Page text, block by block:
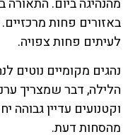
מהנהיגה ביום. התאורה
באזורים פחות
לעיתים פחות צפויה.
נהגים מקומיים נוטים
הלילה, דבר שמצריך
וקטנועים עדיין גבוהה
מהסחות דעת.